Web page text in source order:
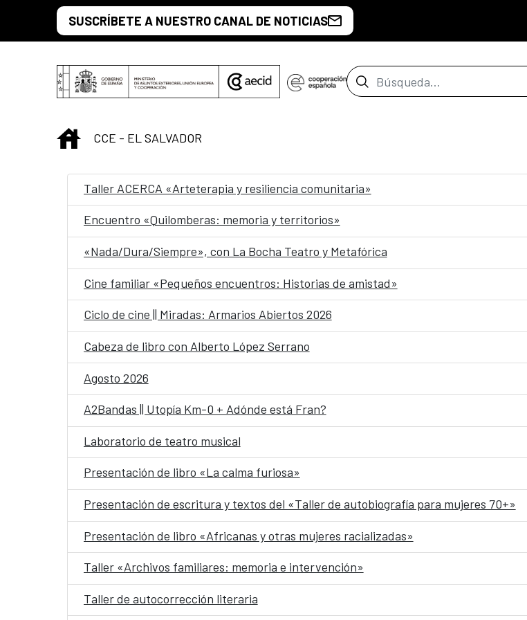
Saltar al contenido principal
SUSCRÍBETE A NUESTRO CANAL DE NOTICIAS
Barra de búsqueda
INICIO
CCE - EL SALVADOR
Taller ACERCA «Arteterapia y resiliencia comunitaria»
Encuentro «Quilomberas: memoria y territorios»
«Nada/Dura/Siempre», con La Bocha Teatro y Metafórica
Cine familiar «Pequeños encuentros: Historias de amistad»
Ciclo de cine || Miradas: Armarios Abiertos 2026
Cabeza de libro con Alberto López Serrano
Agosto 2026
A2Bandas || Utopía Km-0 + Adónde está Fran?
Laboratorio de teatro musical
Presentación de libro «La calma furiosa»
Presentación de escritura y textos del «Taller de autobiografía para mujeres 70+»
Presentación de libro «Africanas y otras mujeres racializadas»
Taller «Archivos familiares: memoria e intervención»
Taller de autocorrección literaria